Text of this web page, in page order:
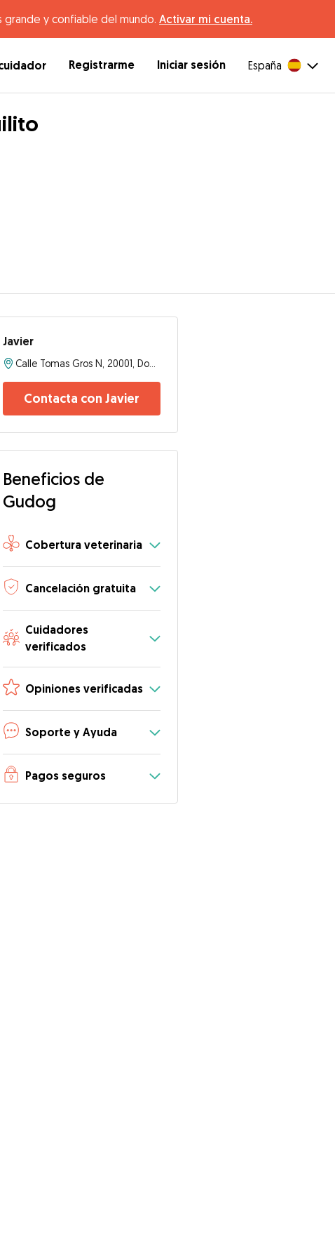
y confiable del mundo. Activar mi cuenta.
Registrarme Iniciar sesión España
Javier
Contacta con Javier
Beneficios de
Gudog
Cobertura veterinaria
Cancelación gratuita
Cuidadores
verificados
Opiniones verificadas
Soporte y Ayuda
Pagos seguros